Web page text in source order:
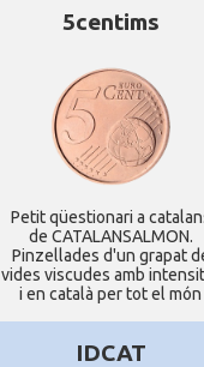
5centims
Petit qüestionari a
de CATALANSALMON.
Pinzellades d'un grapat
vides viscudes amb
i en català per tot el món
IDCAT